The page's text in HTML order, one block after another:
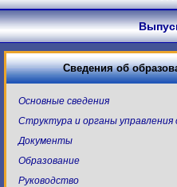
Сведения об
Основные сведения
Структура и органы управления
Документы
Образование
Руководство